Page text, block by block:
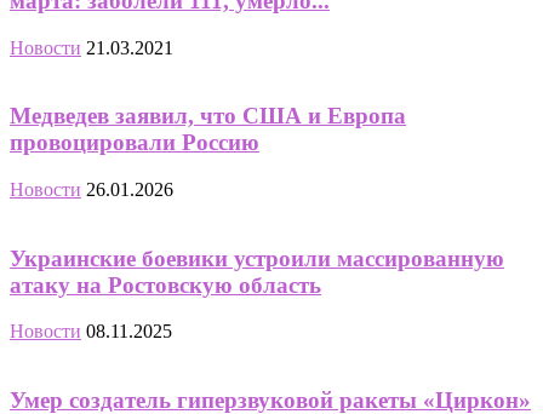
Новости 21.03.2021
Медведев заявил, что США и Европа
провоцировали Россию
Новости 26.01.2026
Украинские боевики устроили массированную
атаку на Ростовскую область
Новости 08.11.2025
Умер создатель гиперзвуковой ракеты «Циркон»